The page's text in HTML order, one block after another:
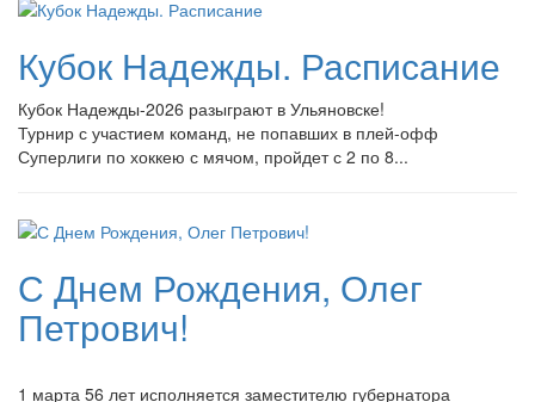
Кубок Надежды. Расписание
Кубок Надежды-2026 разыграют в Ульяновске!
Турнир с участием команд, не попавших в плей-офф
Суперлиги по хоккею с мячом, пройдет с 2 по 8...
С Днем Рождения, Олег
Петрович!
1 марта 56 лет исполняется заместителю губернатора